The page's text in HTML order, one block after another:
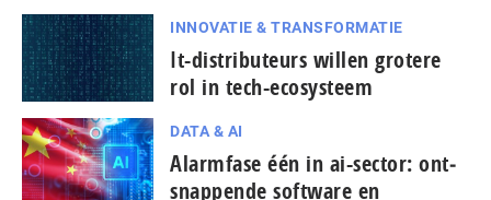
INNOVATIE & TRANSFORMATIE
It-dis­tri­bu­teurs willen grotere
rol in tech-ecosysteem
DATA & AI
Alarmfase één in ai-sector: ont­
snap­pen­de software en